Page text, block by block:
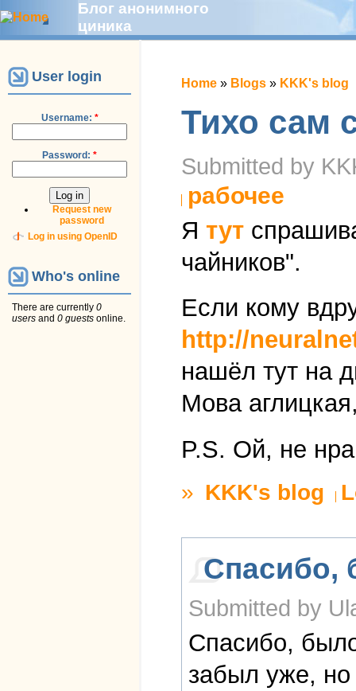
Блог анонимного
циника
User login
Username: *
Password: *
Request new
password
Log in using OpenID
Who's online
There are currently 0
users and 0 guests online.
Home » Blogs » KKK's blog
Тихо сам
Submitted by
рабочее
Я тут
чайников".
Если кому
http://
нашёл тут на
Мова
P.S. Ой, не
» KKK's blog
Спасибо,
Submitted by
Спасибо,
забыл уже, но